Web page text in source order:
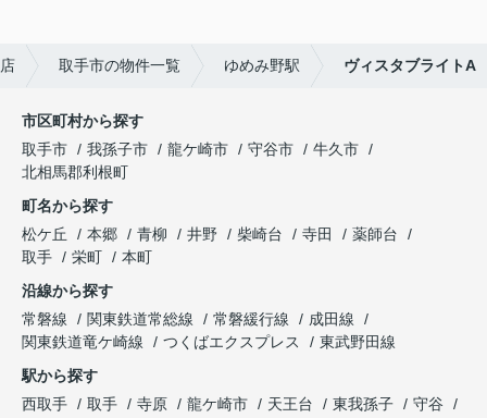
取手市の物件一覧 ゆめみ野駅 ヴィスタブライトA
市区町村から探す
取手市
我孫子市 龍ケ崎市 守谷市
牛久市
北相馬郡利根町
町名から探す
松ケ丘
本郷 青柳 井野 柴崎台 寺田
薬師台
取手
栄町
本町
沿線から探す
常磐線
関東鉄道常総線 常磐緩行線
成田線
関東鉄道竜ケ崎線
つくばエクスプレス
東武野田線
駅から探す
西取手
取手 寺原 龍ケ崎市 天王台 東我孫子
守谷